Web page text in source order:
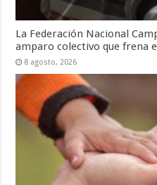
La Federación Nacional
amparo colectivo que frena
8 agosto, 2026